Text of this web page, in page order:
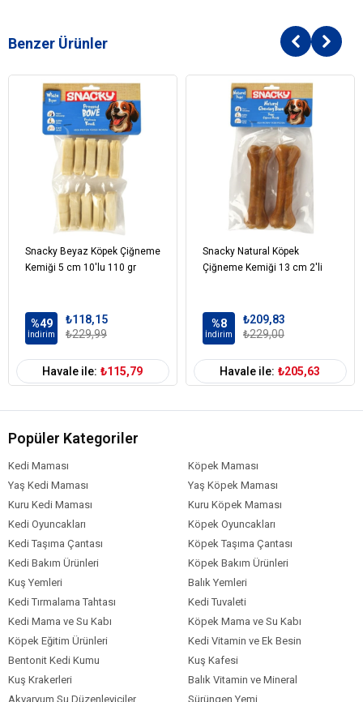
Benzer Ürünler
Snacky Beyaz Köpek Çiğneme
Kemiği 5 cm 10'lu 110 gr
%49
İndirim
₺118,15
₺229,99
Havale ile: ₺115,79
Snacky Natural Köpek
Çiğneme Kemiği 13 cm 2'li
%8
İndirim
₺209,83
₺229,00
Havale ile: ₺205,63
Popüler Kategoriler
Kedi Maması
Köpek Maması
Yaş Kedi Maması
Yaş Köpek Maması
Kuru Kedi Maması
Kuru Köpek Maması
Kedi Oyuncakları
Köpek Oyuncakları
Kedi Taşıma Çantası
Köpek Taşıma Çantası
Kedi Bakım Ürünleri
Köpek Bakım Ürünleri
Kuş Yemleri
Balık Yemleri
Kedi Tırmalama Tahtası
Kedi Tuvaleti
Kedi Mama ve Su Kabı
Köpek Mama ve Su Kabı
Köpek Eğitim Ürünleri
Kedi Vitamin ve Ek Besin
Bentonit Kedi Kumu
Kuş Kafesi
Kuş Krakerleri
Balık Vitamin ve Mineral
Akvaryum Su Düzenleyiciler
Sürüngen Yemi